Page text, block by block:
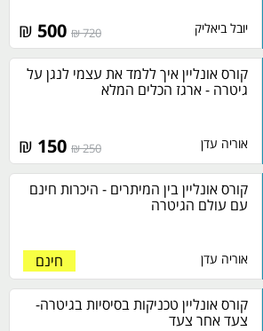
יובל ביאליק 720 ₪
₪
קורס אונליין איך ללמד את עצמי לנגן על
גיטרה - ארגז הכלים המלא
אוריה עדן 250 ₪
₪
קורס אונליין בין המיתרים - היכרות חינם
עם עולם הגיטרה
אוריה עדן חינם
קורס אונליין טכניקות בסיסיות בגיטרה-
צעד אחר צעד